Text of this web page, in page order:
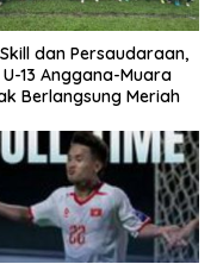
dan Persaudaraan,
U-13 Anggana-Muara
Berlangsung Meriah